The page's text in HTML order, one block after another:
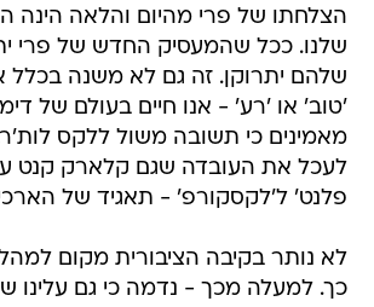
שלהם יתרוקן. זה גם לא משנה בכלל
'טוב' או 'רע' - אנו חיים בעולם של
מאמינים כי תשובה משול ללקס
לעכל את העובדה שגם קלארק קנט
פלנט' ל'לקסקורפ' - תאגיד של
לא נותר בקיבה הציבורית מקום
הרכישות של תשובה התרחב מקניית
למתווכי המציאות. המהלך הזה